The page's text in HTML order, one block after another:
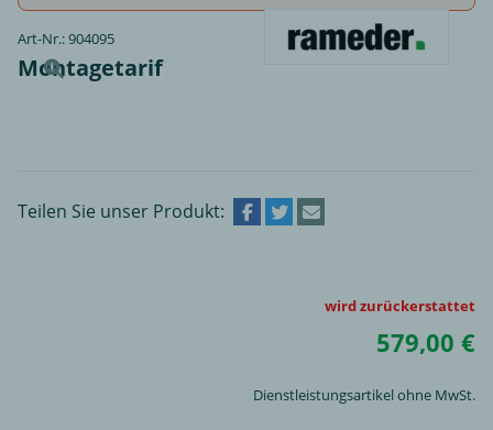
Art-Nr.: 904095
Montagetarif
Teilen Sie unser Produkt:
wird zurückerstattet
579,00 €
Dienstleistungsartikel ohne MwSt.